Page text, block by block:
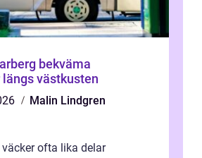
västkusten
Malin Lindgren
ofta lika delar